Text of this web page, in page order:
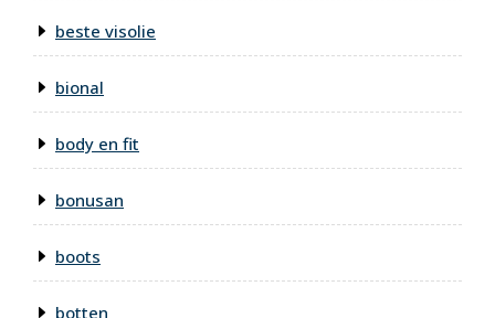
beste visolie
bional
body en fit
bonusan
boots
botten